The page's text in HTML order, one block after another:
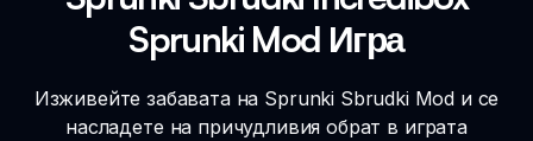
Sprunki Mod Игра
Изживейте забавата на Sprunki Sbrudki Mod и се
насладете на причудливия обрат в играта